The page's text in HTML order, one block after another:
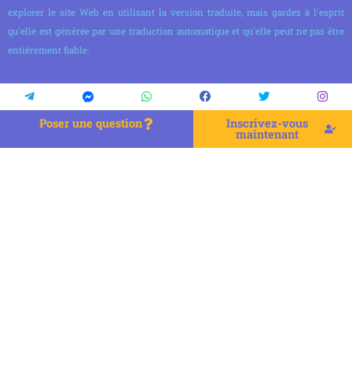
explorer le site Web en utilisant la version traduite, mais gardez à l'esprit
qu'elle est générée par une traduction automatique et qu'elle peut ne pas être
entièrement fiable.
Poser une question Inscrivez-vous
maintenant